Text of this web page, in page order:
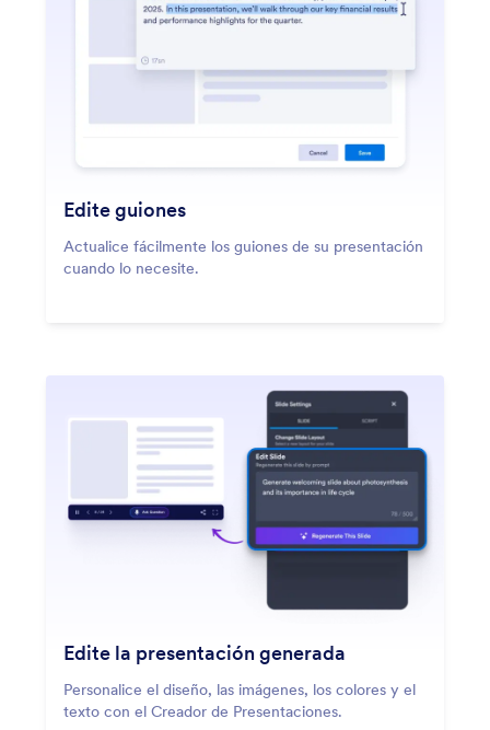
Edite guiones
Actualice fácilmente los guiones de su presentación
cuando lo necesite.
Edite la presentación generada
Personalice el diseño, las imágenes, los colores y el
texto con el Creador de Presentaciones.